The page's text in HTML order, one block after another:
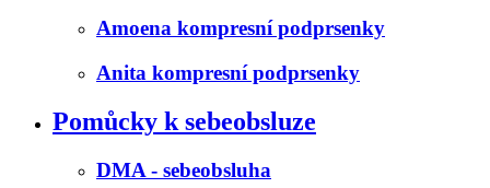
Amoena kompresní podprsenky
Anita kompresní podprsenky
Pomůcky k sebeobsluze
DMA - sebeobsluha